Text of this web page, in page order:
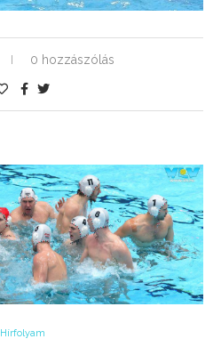
0 hozzászólás
Hírfolyam